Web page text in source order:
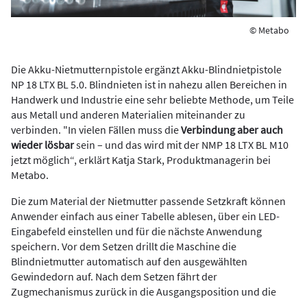
© Metabo
Die Akku-Nietmutternpistole ergänzt Akku-Blindnietpistole
NP 18 LTX BL 5.0. Blindnieten ist in nahezu allen Bereichen in
Handwerk und Industrie eine sehr beliebte Methode, um Teile
aus Metall und anderen Materialien miteinander zu
verbinden. "In vielen Fällen muss dieVerbindung aber auch
wieder lösbarsein – und das wird mit der NMP 18 LTX BL M10
jetzt möglich“, erklärt Katja Stark, Produktmanagerin bei
Metabo.
Die zum Material der Nietmutter passende Setzkraft können
Anwender einfach aus einer Tabelle ablesen, über ein LED-
Eingabefeld einstellen und für die nächste Anwendung
speichern. Vor dem Setzen drillt die Maschine die
Blindnietmutter automatisch auf den ausgewählten
Gewindedorn auf. Nach dem Setzen fährt der
Zugmechanismus zurück in die Ausgangsposition und die